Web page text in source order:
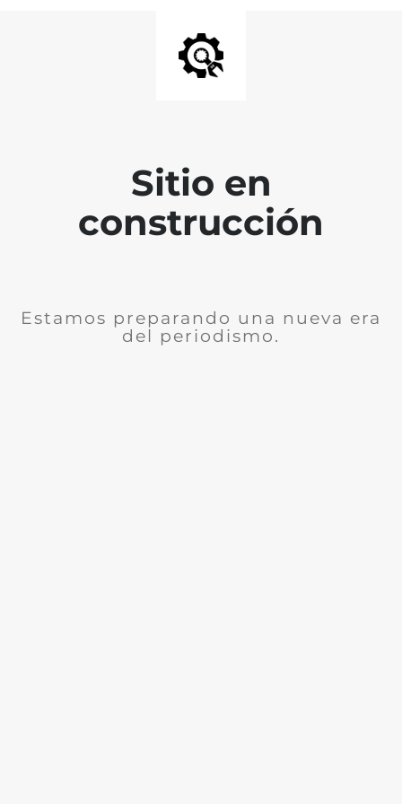
Sitio en
construcción
Estamos preparando una nueva era
del periodismo.